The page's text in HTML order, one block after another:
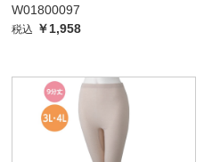
W01800097
税込 ￥1,958